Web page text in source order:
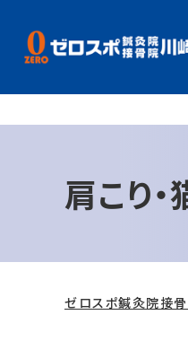
肩こり
ゼロスポ鍼灸院接